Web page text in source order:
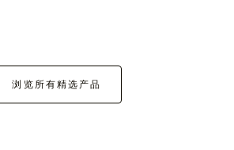
浏览所有精选产品